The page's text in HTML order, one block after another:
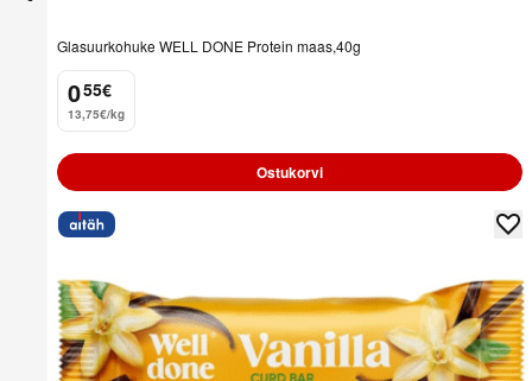
Glasuurkohuke WELL DONE Protein maas,40g
0
. 55€
13,75€/kg
Ostukorvi